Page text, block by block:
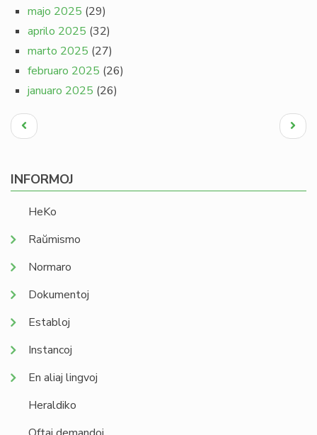
majo 2025 (29)
aprilo 2025 (32)
marto 2025 (27)
februaro 2025 (26)
januaro 2025 (26)
Pagination
Antaŭa
paĝo
Next
page
INFORMOJ
HeKo
Raŭmismo
Normaro
Dokumentoj
Establoj
Instancoj
En aliaj lingvoj
Heraldiko